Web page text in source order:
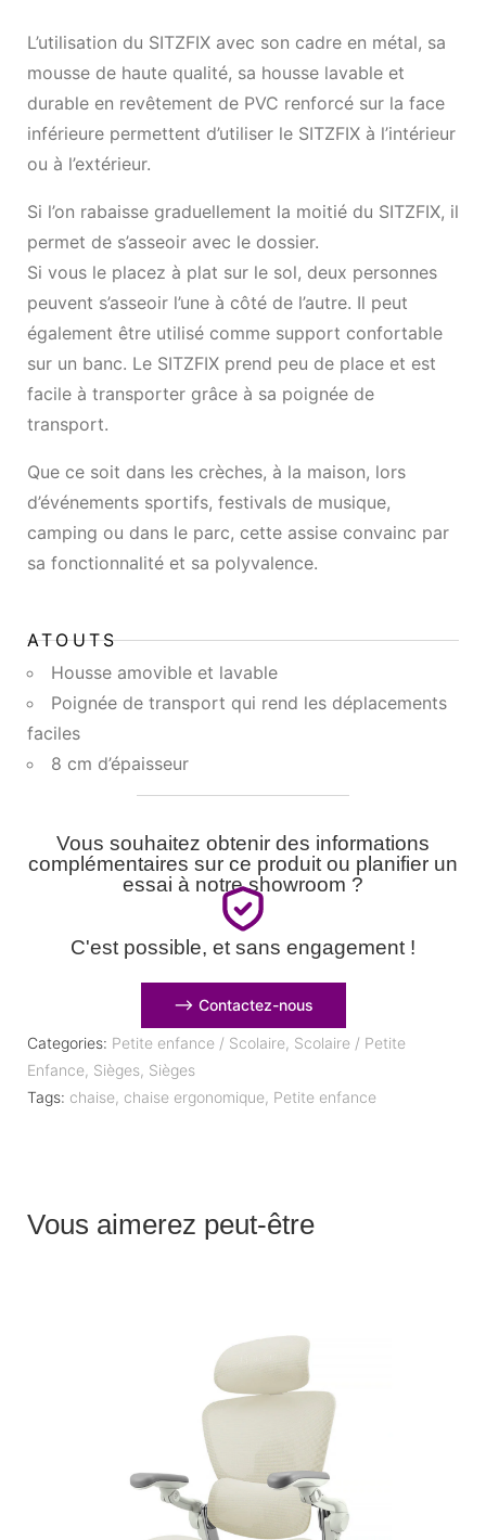
L’utilisation du SITZFIX avec son cadre en métal, sa
mousse de haute qualité, sa housse lavable et
durable en revêtement de PVC renforcé sur la face
inférieure permettent d’utiliser le SITZFIX à l’intérieur
ou à l’extérieur.
Si l’on rabaisse graduellement la moitié du SITZFIX, il
permet de s’asseoir avec le dossier.
Si vous le placez à plat sur le sol, deux personnes
peuvent s’asseoir l’une à côté de l’autre. Il peut
également être utilisé comme support confortable
sur un banc. Le SITZFIX prend peu de place et est
facile à transporter grâce à sa poignée de
transport.
Que ce soit dans les crèches, à la maison, lors
d’événements sportifs, festivals de musique,
camping ou dans le parc, cette assise convainc par
sa fonctionnalité et sa polyvalence.
ATOUTS
Housse amovible et lavable
Poignée de transport qui rend les déplacements
faciles
8 cm d’épaisseur
Vous souhaitez obtenir des informations
complémentaires sur ce produit ou planifier un
essai à notre showroom ?
C'est possible, et sans engagement !
⟶ Contactez-nous
Categories: Petite enfance / Scolaire, Scolaire / Petite
Enfance, Sièges, Sièges
Tags: chaise, chaise ergonomique, Petite enfance
Vous aimerez peut-être